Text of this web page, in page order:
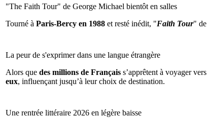
"The Faith Tour" de George Michael bientôt en salles
Tourné à Paris-Bercy en 1988 et resté inédit, "Faith Tour" de
La peur de s'exprimer dans une langue étrangère
Alors que des millions de Français s’apprêtent à voyager vers
eux, influençant jusqu’à leur choix de destination.
Une rentrée littéraire 2026 en légère baisse